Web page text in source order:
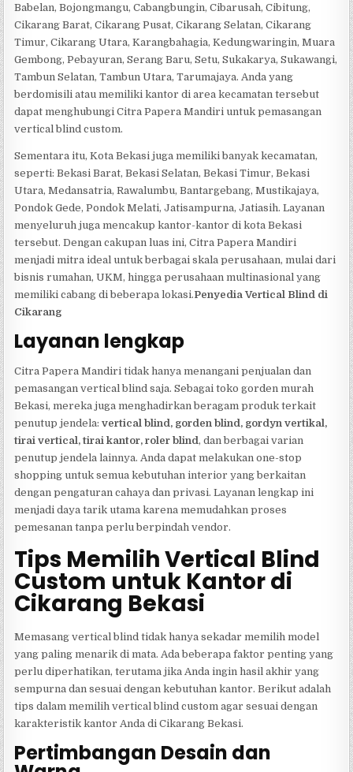
Babelan, Bojongmangu, Cabangbungin, Cibarusah, Cibitung,
Cikarang Barat, Cikarang Pusat, Cikarang Selatan, Cikarang
Timur, Cikarang Utara, Karangbahagia, Kedungwaringin, Muara
Gembong, Pebayuran, Serang Baru, Setu, Sukakarya, Sukawangi,
Tambun Selatan, Tambun Utara, Tarumajaya. Anda yang
berdomisili atau memiliki kantor di area kecamatan tersebut
dapat menghubungi Citra Papera Mandiri untuk pemasangan
vertical blind custom.
Sementara itu, Kota Bekasi juga memiliki banyak kecamatan,
seperti: Bekasi Barat, Bekasi Selatan, Bekasi Timur, Bekasi
Utara, Medansatria, Rawalumbu, Bantargebang, Mustikajaya,
Pondok Gede, Pondok Melati, Jatisampurna, Jatiasih. Layanan
menyeluruh juga mencakup kantor-kantor di kota Bekasi
tersebut. Dengan cakupan luas ini, Citra Papera Mandiri
menjadi mitra ideal untuk berbagai skala perusahaan, mulai dari
bisnis rumahan, UKM, hingga perusahaan multinasional yang
memiliki cabang di beberapa lokasi.Penyedia Vertical Blind di
Cikarang
Layanan lengkap
Citra Papera Mandiri tidak hanya menangani penjualan dan
pemasangan vertical blind saja. Sebagai toko gorden murah
Bekasi, mereka juga menghadirkan beragam produk terkait
penutup jendela:vertical blind, gorden blind, gordyn vertikal,
tirai vertical, tirai kantor, roler blind, dan berbagai varian
penutup jendela lainnya. Anda dapat melakukan one-stop
shopping untuk semua kebutuhan interior yang berkaitan
dengan pengaturan cahaya dan privasi. Layanan lengkap ini
menjadi daya tarik utama karena memudahkan proses
pemesanan tanpa perlu berpindah vendor.
Tips Memilih Vertical Blind
Custom untuk Kantor di
Cikarang Bekasi
Memasang vertical blind tidak hanya sekadar memilih model
yang paling menarik di mata. Ada beberapa faktor penting yang
perlu diperhatikan, terutama jika Anda ingin hasil akhir yang
sempurna dan sesuai dengan kebutuhan kantor. Berikut adalah
tips dalam memilih vertical blind custom agar sesuai dengan
karakteristik kantor Anda di Cikarang Bekasi.
Pertimbangan Desain dan